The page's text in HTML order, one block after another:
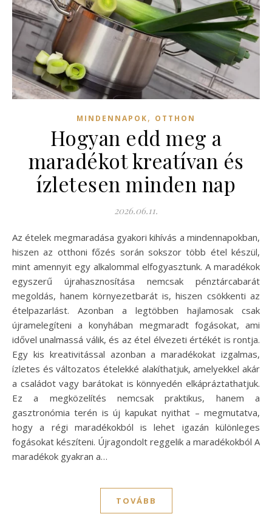
MINDENNAPOK, OTTHON
Hogyan edd meg a
maradékot kreatívan és
ízletesen minden nap
2026.06.11.
Az ételek megmaradása gyakori kihívás a mindennapokban,
hiszen az otthoni főzés során sokszor több étel készül,
mint amennyit egy alkalommal elfogyasztunk. A maradékok
egyszerű újrahasznosítása nemcsak pénztárcabarát
megoldás, hanem környezetbarát is, hiszen csökkenti az
ételpazarlást. Azonban a legtöbben hajlamosak csak
újramelegíteni a konyhában megmaradt fogásokat, ami
idővel unalmassá válik, és az étel élvezeti értékét is rontja.
Egy kis kreativitással azonban a maradékokat izgalmas,
ízletes és változatos ételekké alakíthatjuk, amelyekkel akár
a családot vagy barátokat is könnyedén elkápráztathatjuk.
Ez a megközelítés nemcsak praktikus, hanem a
gasztronómia terén is új kapukat nyithat – megmutatva,
hogy a régi maradékokból is lehet igazán különleges
fogásokat készíteni. Újragondolt reggelik a maradékokból A
maradékok gyakran a…
TOVÁBB